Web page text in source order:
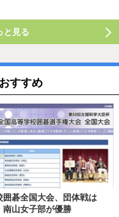
と見る
すすめ
囲碁全国大会、団体戦は
南山女子部が優勝